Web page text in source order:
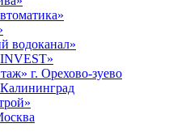
водоканал»
г. Орехово-зуево